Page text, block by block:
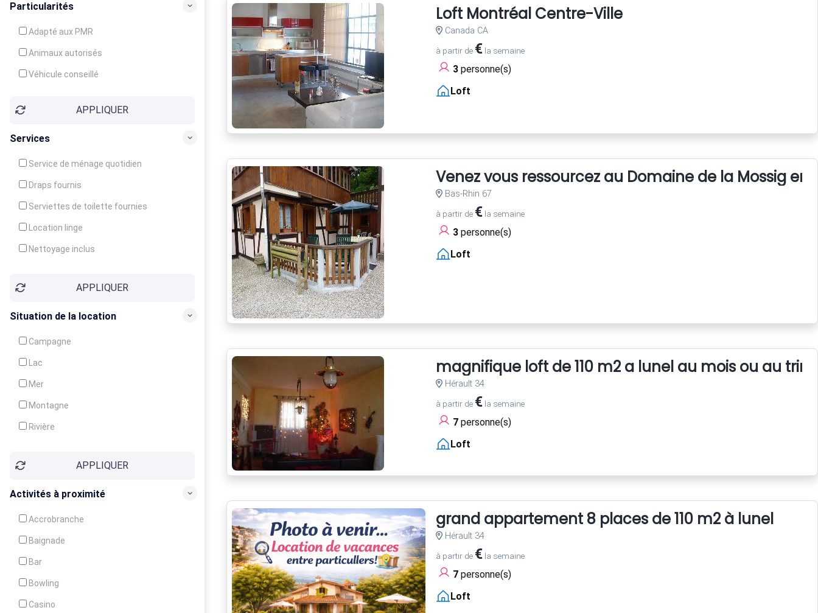
Particularités
Adapté aux PMR
Animaux autorisés
Véhicule conseillé
APPLIQUER
Services
Service de ménage quotidien
Draps fournis
Serviettes de toilette fournies
Location linge
Nettoyage inclus
Garde d'enfants
Crèche
APPLIQUER
Situation de la location
Campagne
Lac
Mer
Montagne
Rivière
APPLIQUER
Activités à proximité
Accrobranche
Baignade
Bar
Bowling
Casino
Loft Montréal Centre-Ville
Canada CA
à partir de €la semaine
3personne(s)
Loft
Venez vous ressourcez au Domaine de la Mossig en
Bas-Rhin 67
à partir de €la semaine
3personne(s)
Loft
magnifique loft de 110 m2 a lunel au mois ou au
Hérault 34
à partir de €la semaine
7personne(s)
Loft
grand appartement 8 places de 110 m2 à lunel
Hérault 34
à partir de €la semaine
7personne(s)
Loft